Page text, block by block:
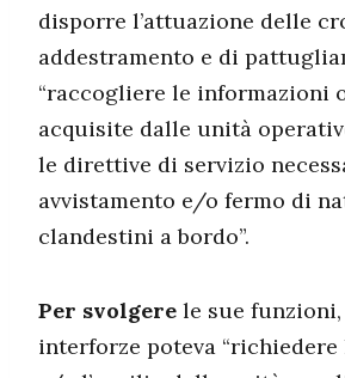
disporre l’attuazione delle
addestramento e di
“raccogliere le informazioni
acquisite dalle unità
le direttive di servizio
avvistamento e/o fermo di
clandestini a bordo”.
Per svolgere le sue
interforze poteva “richiedere